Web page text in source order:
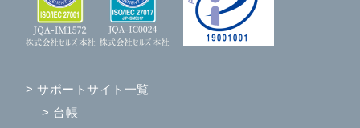
> サポートサイト一覧
> 台帳